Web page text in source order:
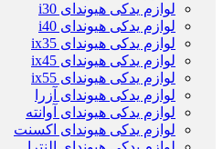
لوازم یدکی هیوندای i30
لوازم یدکی هیوندای i40
لوازم یدکی هیوندای ix35
لوازم یدکی هیوندای ix45
لوازم یدکی هیوندای ix55
لوازم یدکی هیوندای آزرا
لوازم یدکی هیوندای آوانته
لوازم یدکی هیوندای اکسنت